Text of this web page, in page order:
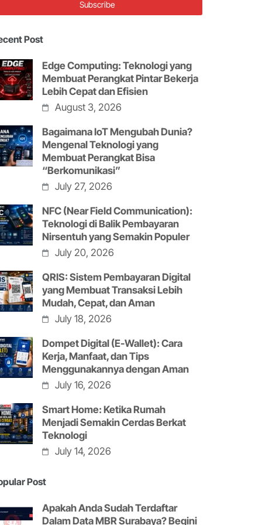
Post
Edge Computing: Teknologi yang
Membuat Perangkat Pintar Bekerja
Lebih Cepat dan Efisien
August 3, 2026
Bagaimana IoT Mengubah Dunia?
Mengenal Teknologi yang
Membuat Perangkat Bisa
“Berkomunikasi”
July 27, 2026
NFC (Near Field Communication):
Teknologi di Balik Pembayaran
Nirsentuh yang Semakin Populer
July 20, 2026
QRIS: Sistem Pembayaran Digital
yang Membuat Transaksi Lebih
Mudah, Cepat, dan Aman
July 18, 2026
Dompet Digital (E-Wallet): Cara
Kerja, Manfaat, dan Tips
Menggunakannya dengan Aman
July 16, 2026
Smart Home: Ketika Rumah
Menjadi Semakin Cerdas Berkat
Teknologi
July 14, 2026
Post
Apakah Anda Sudah Terdaftar
Dalam Data MBR Surabaya? Begini